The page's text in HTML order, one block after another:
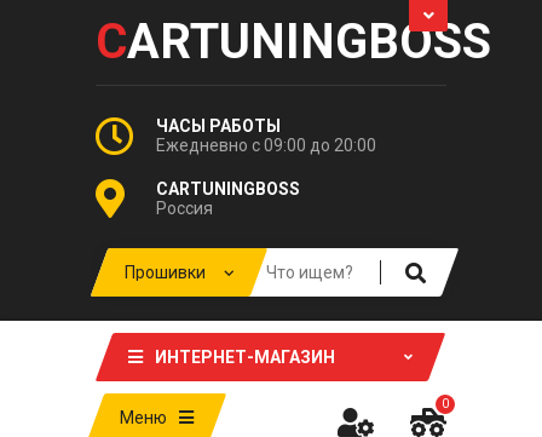
CARTUNINGBOSS
ЧАСЫ РАБОТЫ
Ежедневно с 09:00 до 20:00
CARTUNINGBOSS
Россия
ИНТЕРНЕТ-МАГАЗИН
Меню
0